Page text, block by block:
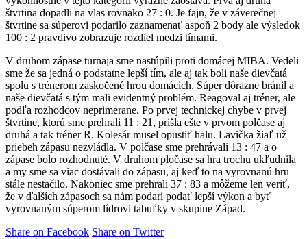
štvrtina dopadli na vlas rovnako 27 : 0. Je fajn, že v záverečnej
štvrtine sa súperovi podarilo zaznamenať aspoň 2 body ale výsledok
100 : 2 pravdivo zobrazuje rozdiel medzi tímami.
V druhom zápase turnaja sme nastúpili proti domácej MIBA. Vedeli
sme že sa jedná o podstatne lepší tím, ale aj tak boli naše dievčatá
spolu s trénerom zaskočené hrou domácich. Súper dôrazne bránil a
naše dievčatá s tým mali evidentný problém. Reagoval aj tréner, ale
podľa rozhodcov neprimerane. Po prvej technickej chybe v prvej
štvrtine, ktorú sme prehrali 11 : 21, prišla ešte v prvom polčase aj
druhá a tak tréner R. Kolesár musel opustiť halu. Lavička žiaľ už
priebeh zápasu nezvládla. V polčase sme prehrávali 13 : 47 a o
zápase bolo rozhodnuté. V druhom pločase sa hra trochu ukľudnila
a my sme sa viac dostávali do zápasu, aj keď to na vyrovnanú hru
stále nestačilo. Nakoniec sme prehrali 37 : 83 a môžeme len veriť,
že v ďalších zápasoch sa nám podarí podať lepší výkon a byť
vyrovnaným súperom lídrovi tabuľky v skupine Západ.
Share on Facebook Share on Twitter